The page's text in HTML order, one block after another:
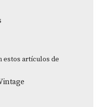
estos artículos de